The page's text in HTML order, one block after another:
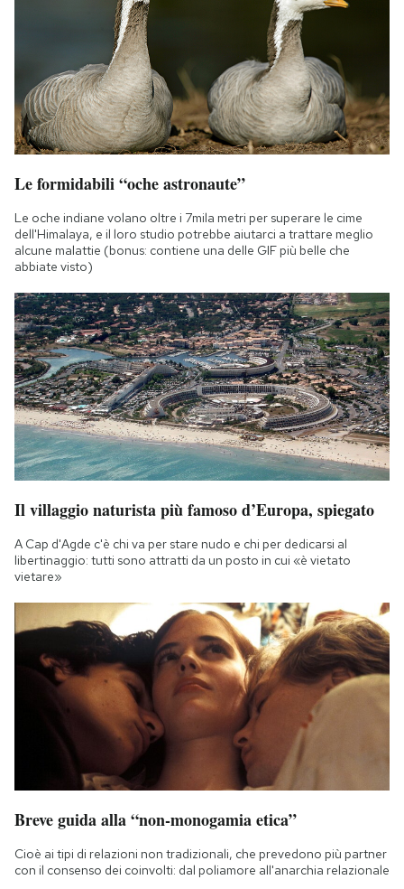
Le formidabili “oche astronaute”
Le oche indiane volano oltre i 7mila metri per superare le cime
dell'Himalaya, e il loro studio potrebbe aiutarci a trattare meglio
alcune malattie (bonus: contiene una delle GIF più belle che
abbiate visto)
Il villaggio naturista più famoso d’Europa, spiegato
A Cap d'Agde c'è chi va per stare nudo e chi per dedicarsi al
libertinaggio: tutti sono attratti da un posto in cui «è vietato
vietare»
Breve guida alla “non-monogamia etica”
Cioè ai tipi di relazioni non tradizionali, che prevedono più partner
con il consenso dei coinvolti: dal poliamore all'anarchia relazionale